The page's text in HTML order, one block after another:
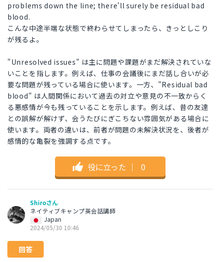
problems down the line; there'll surely be residual bad
blood.
こんな中途半端な状態で終わらせてしまったら、きっとしこり
が残るよ。
"Unresolved issues" は主に問題や課題がまだ解決されていな
いことを指します。例えば、仕事の会議後にまだ話し合いが必
要な問題が残っている場合に使います。一方、"Residual bad
blood" は人間関係において過去の対立や意見の不一致からく
る悪感情が今も残っていることを示します。例えば、昔の友達
との誤解が解けず、会うたびにぎこちない雰囲気がある場合に
使います。両者の違いは、前者が問題の未解決状況を、後者が
感情的な亀裂を強調する点です。
役に立った ｜ 0
Shiroさん
ネイティブキャンプ英会話講師
Japan
2024/05/30 10:46
回答